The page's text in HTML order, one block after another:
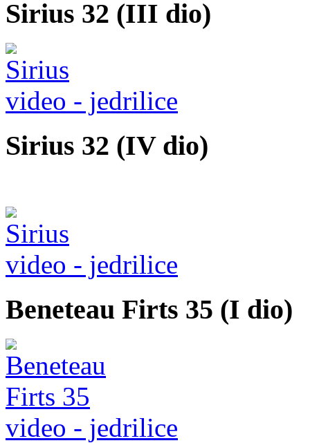
Sirius 32 (III dio)
video - jedrilice
Sirius 32 (IV dio)
video - jedrilice
Beneteau Firts 35 (I dio)
video - jedrilice